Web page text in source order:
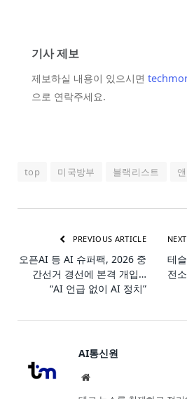
기사 제보
제보하실 내용이 있으시면
으로 연락주세요.
top 미국방부 블랙리스트
PREVIOUS ARTICLE
오픈AI 등 AI 슈퍼팩, 2026 중
간선거 경선에 본격 개입…
“AI 언급 없이 AI 정치”
테
전
AI통신원
Website